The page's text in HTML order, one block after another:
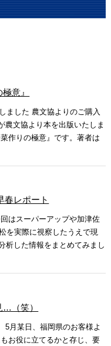
意』
ました 農文協よりのご購入
農文協より本を出版いたしま
作りの極意』です。著者は
春レポート
はスーパーアップや加津佐
を実際に視察したうえで現
析した情報をまとめてみまし
…（笑）
月某日、福岡県のお客様よ
お役に立てるかと存じ、要